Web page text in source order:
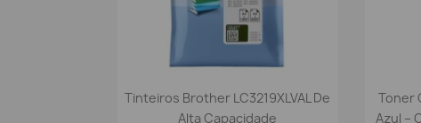
Vista rápida
Tinteiros Brother LC3219XLVAL De
Alta Capacidade
Toner
Azul –